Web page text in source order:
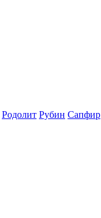
Родолит Рубин Сапфир